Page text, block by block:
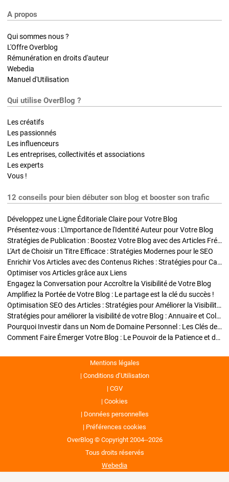
A propos
Qui sommes nous ?
L'Offre Overblog
Rémunération en droits d'auteur
Webedia
Manuel d'Utilisation
Qui utilise OverBlog ?
Les créatifs
Les passionnés
Les influenceurs
Les entreprises, collectivités et associations
Les experts
Vous !
12 conseils pour bien débuter son blog et booster son trafic
Développez une Ligne Éditoriale Claire pour Votre Blog
Présentez-vous : L'Importance de l'Identité Auteur pour Votre Blog
Stratégies de Publication : Boostez Votre Blog avec des Articles Fréquents et Exclusifs
L'Art de Choisir un Titre Efficace : Stratégies Modernes pour le SEO
Enrichir Vos Articles avec des Contenus Riches : Stratégies pour Captiver et Optimiser
Optimiser vos Articles grâce aux Liens
Engagez la Conversation pour Accroître la Visibilité de Votre Blog
Amplifiez la Portée de Votre Blog : Le partage est la clé du succès !
Optimisation SEO des Articles : Stratégies pour Améliorer la Visibilité de Votre Blog
Stratégies pour améliorer la visibilité de votre Blog : Annuaire et Collaborations
Pourquoi Investir dans un Nom de Domaine Personnel : Les Clés de la Réussite de Votre Blog
Comment Faire Émerger Votre Blog : Le Pouvoir de la Patience et de la Persévérance
Mentions légales
Conditions d’Utilisation
CGV
Cookies
Données personnelles
Préférences cookies
OverBlog © Copyright 2004--2026
Tous droits réservés
Webedia